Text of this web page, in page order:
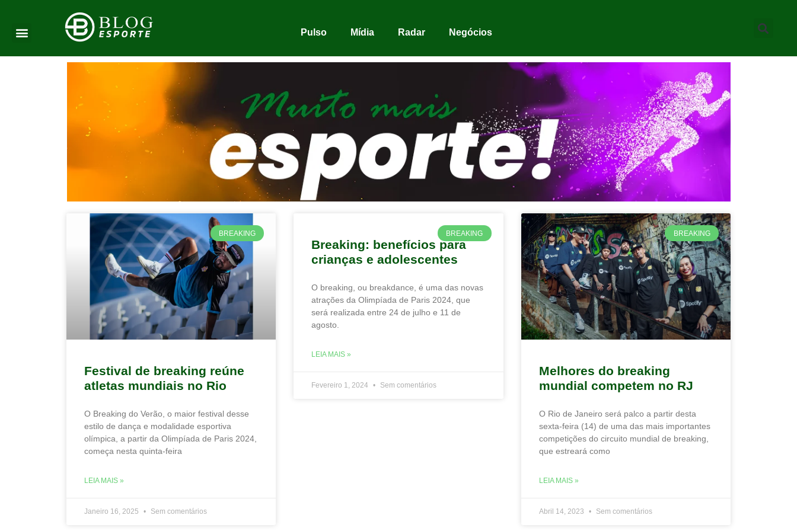
Pulso Mídia Radar Negócios
BREAKING
Festival de breaking reúne
atletas mundiais no Rio
O Breaking do Verão, o maior festival desse
estilo de dança e modalidade esportiva
olímpica, a partir da Olimpíada de Paris 2024,
começa nesta quinta-feira
LEIA MAIS »
Janeiro 16, 2025 Sem comentários
BREAKING
Breaking: benefícios para
crianças e adolescentes
O breaking, ou breakdance, é uma das novas
atrações da Olimpíada de Paris 2024, que
será realizada entre 24 de julho e 11 de
agosto.
LEIA MAIS »
Fevereiro 1, 2024 Sem comentários
BREAKING
Melhores do breaking
mundial competem no RJ
O Rio de Janeiro será palco a partir desta
sexta-feira (14) de uma das mais importantes
competições do circuito mundial de breaking,
que estreará como
LEIA MAIS »
Abril 14, 2023 Sem comentários